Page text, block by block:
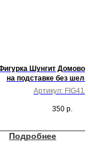
Шунгит Домовой с
на подставке без
Артикул: FIG41-1
350 р.
Подробнее